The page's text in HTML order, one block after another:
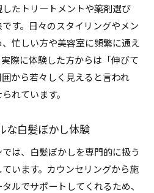
たトリートメントや薬剤選び
す。日々のスタイリングやメン
忙しい方や美容室に頻繁に通え
際に体験した方からは「伸びて
から若々しく見えると言われ
れています。
な白髪ぼかし体験
は、白髪ぼかしを専門的に扱う
います。カウンセリングから施
ルでサポートしてくれるため、